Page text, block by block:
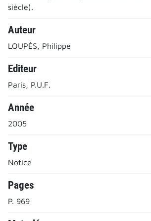
siècle).
Auteur
LOUPÈS, Philippe
Editeur
Paris, P.U.F.
Année
2005
Type
Notice
Pages
P. 969